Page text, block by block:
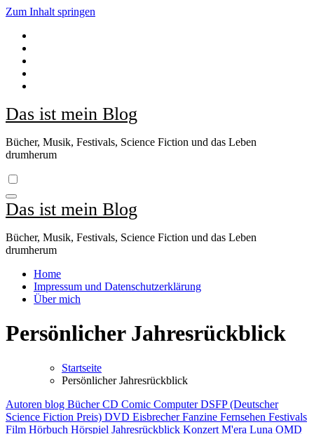
Zum Inhalt springen
Das ist mein Blog
Bücher, Musik, Festivals, Science Fiction und das Leben
drumherum
Das ist mein Blog
Bücher, Musik, Festivals, Science Fiction und das Leben
drumherum
Home
Impressum und Datenschutzerklärung
Über mich
Persönlicher Jahresrückblick
Startseite
Persönlicher Jahresrückblick
Autoren blog BücherCD Comic ComputerDSFP (Deutscher
Science Fiction Preis) DVD EisbrecherFanzine Fernsehen Festivals
Film Hörbuch Hörspiel Jahresrückblick Konzert M'era Luna OMD